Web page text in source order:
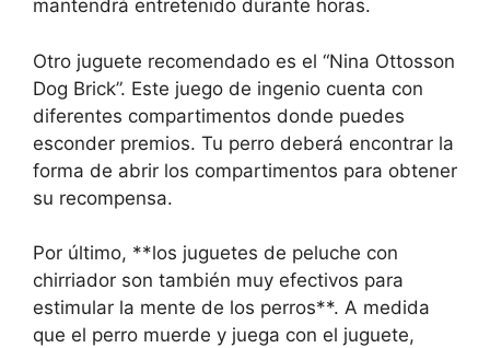
mantendrá entretenido durante horas.
Otro juguete recomendado es el “Nina Ottosson
Dog Brick”. Este juego de ingenio cuenta con
diferentes compartimentos donde puedes
esconder premios. Tu perro deberá encontrar la
forma de abrir los compartimentos para obtener
su recompensa.
Por último, **los juguetes de peluche con
chirriador son también muy efectivos para
estimular la mente de los perros**. A medida
que el perro muerde y juega con el juguete,